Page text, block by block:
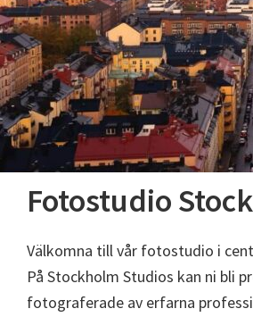
Fotostudio
Välkomna till vår fotostudio i
På Stockholm Studios kan ni bli
fotograferade av erfarna